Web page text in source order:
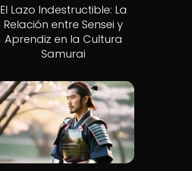
El Lazo Indestructible: La
Relación entre Sensei y
Aprendiz en la Cultura
Samurai